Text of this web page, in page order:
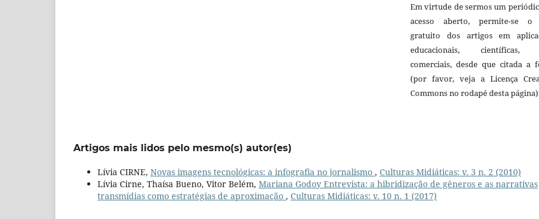
Em virtude de sermos um
acesso aberto, permite-se o
gratuito dos artigos em
educacionais, científicas,
comerciais, desde que citada a
(por favor, veja a Licença
Commons no rodapé desta
Artigos mais lidos pelo mesmo(s) autor(es)
Lívia CIRNE, Novas imagens tecnológicas: a infografia no jornalismo , Culturas Midiáticas: v. 3 n. 2 (2010)
Lívia Cirne, Thaísa Bueno, Vitor Belém, Mariana Godoy Entrevista: a hibridização de gêneros e as narrativas
transmídias como estratégias de aproximação , Culturas Midiáticas: v. 10 n. 1 (2017)